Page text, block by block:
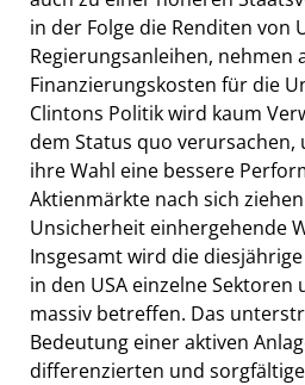
in der Folge die Renditen von
Regierungsanleihen, nehmen
Finanzierungskosten für die
Clintons Politik wird kaum
dem Status quo
ihre Wahl eine bessere
Aktienmärkte nach sich
Unsicherheit einhergehende
Insgesamt wird die
in den USA einzelne
massiv betreffen. Das
Bedeutung einer aktiven
differenzierten und